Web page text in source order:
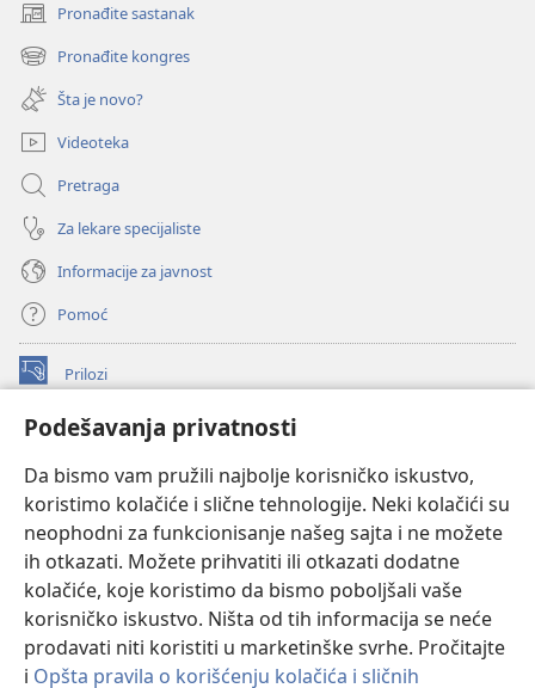
Podešavanja privatnosti
Da bismo vam pružili najbolje korisničko iskustvo,
koristimo kolačiće i slične tehnologije. Neki kolačići su
neophodni za funkcionisanje našeg sajta i ne možete
ih otkazati. Možete prihvatiti ili otkazati dodatne
kolačiće, koje koristimo da bismo poboljšali vaše
korisničko iskustvo. Ništa od tih informacija se neće
prodavati niti koristiti u marketinške svrhe. Pročitajte
i Opšta pravila o korišćenju kolačića i sličnih
Pronađite sastanak
(otvara
novi
prozor)
Pronađite kongres
(otvara
novi
prozor)
Šta je novo?
Videoteka
Pretraga
Za lekare specijaliste
Informacije za javnost
Pomoć
Prilozi
(otvara
prozor)ONLAJN BIBLIOTEKA Watchtower
novi
prozor)JW Hub®
(otvara
novi
prozor)
®
Watchtower Library®